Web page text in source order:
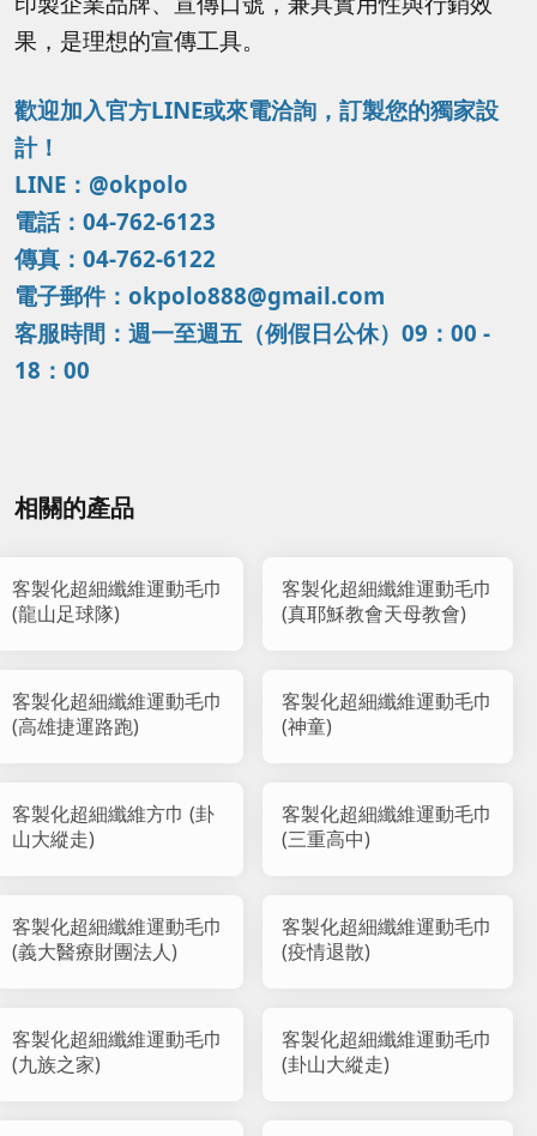
果，是理想的宣傳工具。
歡迎加入官方LINE或來電洽詢，訂製您的獨家設
計！
LINE：@okpolo
電話：04-762-6123
傳真：04-762-6122
電子郵件：okpolo888@gmail.com
客服時間：週一至週五（例假日公休）09：00 -
18：00
相關的產品
客製化超細纖維運動毛巾
(龍山足球隊)
客製化超細纖維運動毛巾
(真耶穌教會天母教會)
客製化超細纖維運動毛巾
(高雄捷運路跑)
客製化超細纖維運動毛巾
(神童)
客製化超細纖維方巾 (卦
山大縱走)
客製化超細纖維運動毛巾
(三重高中)
客製化超細纖維運動毛巾
(義大醫療財團法人)
客製化超細纖維運動毛巾
(疫情退散)
客製化超細纖維運動毛巾
(九族之家)
客製化超細纖維運動毛巾
(卦山大縱走)